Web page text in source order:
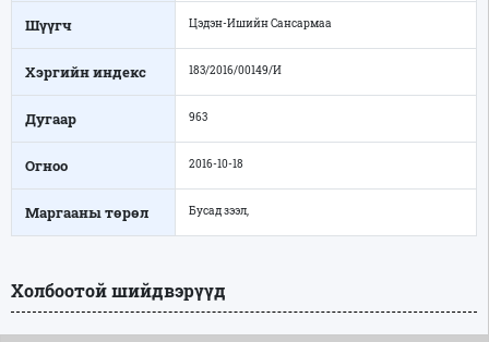
Шүүгч Цэдэн-Ишийн Сансармаа
Хэргийн индекс 183/2016/00149/И
Дугаар 963
Огноо 2016-10-18
Маргааны төрөл Бусад зээл,
Холбоотой шийдвэрүүд